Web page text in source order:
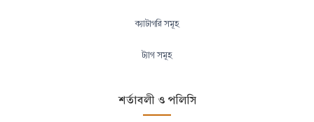
ক্যাটাগরি সমূহ
ট্যাগ সমূহ
শর্তাবলী ও পলিসি